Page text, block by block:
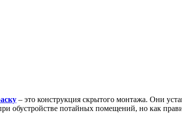
– это конструкция скрытого монтажа. Они
обустройстве потайных помещений, но как